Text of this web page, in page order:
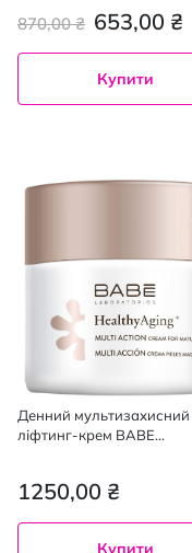
653,00 ₴
870,00 ₴
Купити
Денний мультизахисний
ліфтинг-крем BABE
1250,00 ₴
Купити